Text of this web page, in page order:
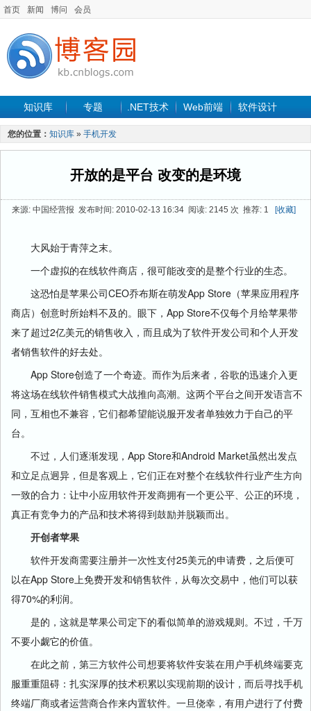
首页 新闻 博问 会员
知识库 专题 .NET技术 Web前端 软件设计
手机开发 软件工程
最新文章
您的位置： 知识库 » 手机开发
开放的是平台 改变的是环境
来源: 中国经营报 发布时间: 2010-02-13 16:34 阅读: 2145 次 推荐: 1 [收藏]
大风始于青萍之末。
一个虚拟的在线软件商店，很可能改变的是整个行业的生态。
这恐怕是苹果公司CEO乔布斯在萌发App Store（苹果应用程序
商店）创意时所始料不及的。眼下，App Store不仅每个月给苹果带
来了超过2亿美元的销售收入，而且成为了软件开发公司和个人开发
者销售软件的好去处。
App Store创造了一个奇迹。而作为后来者，谷歌的迅速介入更
将这场在线软件销售模式大战推向高潮。这两个平台之间开发语言不
同，互相也不兼容，它们都希望能说服开发者单独效力于自己的平
台。
不过，人们逐渐发现，App Store和Android Market虽然出发点
和立足点迥异，但是客观上，它们正在对整个在线软件行业产生方向
一致的合力：让中小应用软件开发商拥有一个更公平、公正的环境，
真正有竞争力的产品和技术将得到鼓励并脱颖而出。
开创者苹果
软件开发商需要注册并一次性支付25美元的申请费，之后便可
以在App Store上免费开发和销售软件，从每次交易中，他们可以获
得70%的利润。
是的，这就是苹果公司定下的看似简单的游戏规则。不过，千万
不要小觑它的价值。
在此之前，第三方软件公司想要将软件安装在用户手机终端要克
服重重阻碍：扎实深厚的技术积累以实现前期的设计，而后寻找手机
终端厂商或者运营商合作来内置软件。一旦侥幸，有用户进行了付费